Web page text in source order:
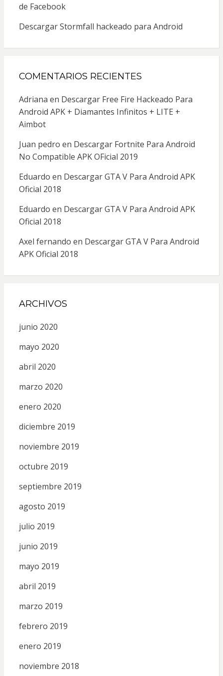
de Facebook
Descargar Stormfall hackeado para Android
COMENTARIOS RECIENTES
Adriana en Descargar Free Fire Hackeado Para
Android APK + Diamantes Infinitos + LITE +
Aimbot
Juan pedro en Descargar Fortnite Para Android
No Compatible APK OFicial 2019
Eduardo en Descargar GTA V Para Android APK
Oficial 2018
Eduardo en Descargar GTA V Para Android APK
Oficial 2018
Axel fernando en Descargar GTA V Para Android
APK Oficial 2018
ARCHIVOS
junio 2020
mayo 2020
abril 2020
marzo 2020
enero 2020
diciembre 2019
noviembre 2019
octubre 2019
septiembre 2019
agosto 2019
julio 2019
junio 2019
mayo 2019
abril 2019
marzo 2019
febrero 2019
enero 2019
noviembre 2018